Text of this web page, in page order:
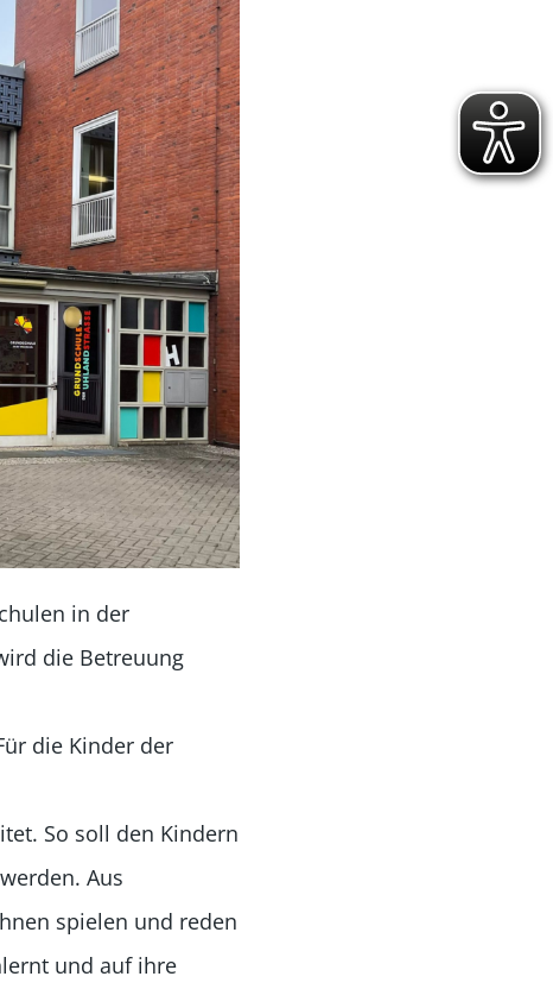
in der
die Betreuung
die Kinder der
So soll den Kindern
Aus
spielen und reden
und auf ihre